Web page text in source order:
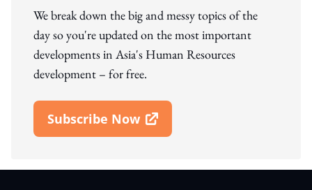
We break down the big and messy topics of the
day so you're updated on the most important
developments in Asia's Human Resources
development – for free.
Subscribe Now
Open In New Window